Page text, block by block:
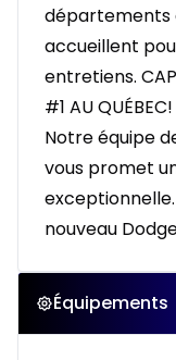
départements
accueillent
entretiens.
#1 AU QUÉBEC!
Notre équipe
vous promet
nouveau
Équipements